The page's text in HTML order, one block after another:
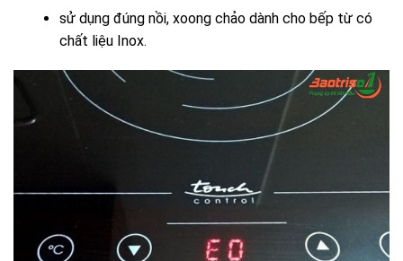
sử dụng đúng nồi, xoong chảo dành cho bếp từ có
chất liệu Inox.